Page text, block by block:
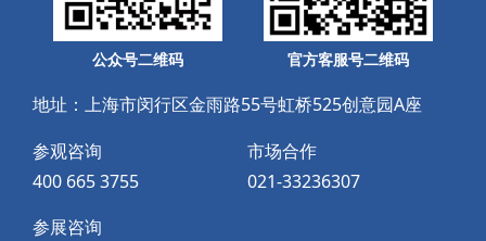
公众号二维码 官方客服号二维码
地址：上海市闵行区金雨路55号虹桥525创意园A座
参观咨询
400 665 3755
市场合作
021-33236307
参展咨询